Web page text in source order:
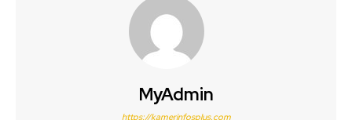
MyAdmin
https://kamerinfosplus.com